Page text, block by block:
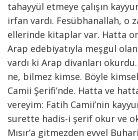
tahayyül etmeye çalışın
irfan vardı. Fesübhanallah, o
ellerinde kitaplar var. Hatta
Arap edebiyatıyla meşgul
vardı ki Arap divanları
ne, bilmez kimse. Böyle
Camii Şerifi’nde. Hatta ve
vereyim: Fatih Camii’nin
surette hadis-i şerif okur ve
Mısır’a gitmezden evvel